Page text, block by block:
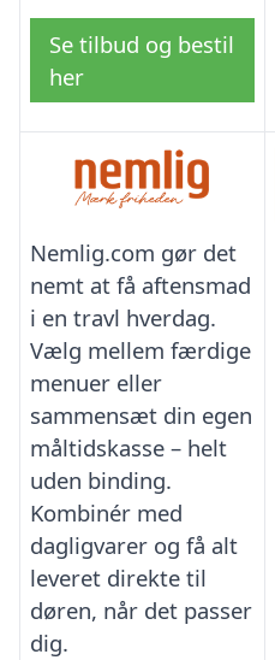
Se tilbud og bestil
her
Nemlig.com gør det
nemt at få aftensmad
i en travl hverdag.
Vælg mellem færdige
menuer eller
sammensæt din egen
måltidskasse – helt
uden binding.
Kombinér med
dagligvarer og få alt
leveret direkte til
døren, når det passer
dig.